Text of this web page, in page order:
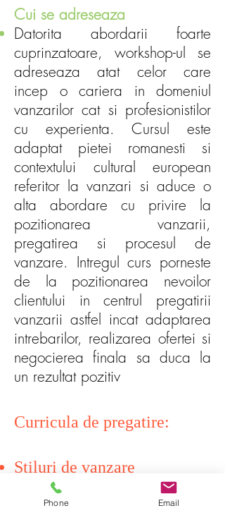
Cui se adreseaza
Datorita abordarii foarte
cuprinzatoare, workshop-ul se
adreseaza atat celor care
incep o cariera in domeniul
vanzarilor cat si profesionistilor
cu experienta. Cursul este
adaptat pietei romanesti si
contextului cultural european
referitor la vanzari si aduce o
alta abordare cu privire la
pozitionarea vanzarii,
pregatirea si procesul de
vanzare. Intregul curs porneste
de la pozitionarea nevoilor
clientului in centrul pregatirii
vanzarii astfel incat adaptarea
intrebarilor, realizarea ofertei si
negocierea finala sa duca la
un rezultat pozitiv
Curricula de pregatire:
Stiluri de vanzare
Roluri in Vanzari
Phone Email